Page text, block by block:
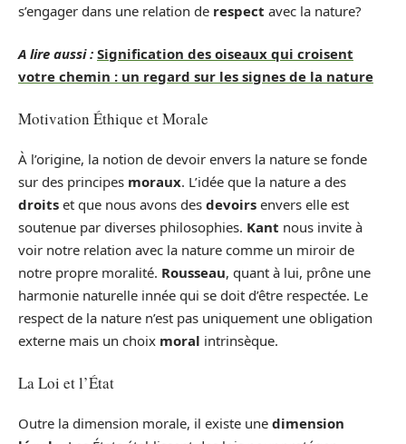
s’engager dans une relation de respect avec la nature?
A lire aussi : Signification des oiseaux qui croisent
votre chemin : un regard sur les signes de la nature
Motivation Éthique et Morale
À l’origine, la notion de devoir envers la nature se fonde
sur des principes moraux. L’idée que la nature a des
droits et que nous avons des devoirs envers elle est
soutenue par diverses philosophies. Kant nous invite à
voir notre relation avec la nature comme un miroir de
notre propre moralité. Rousseau, quant à lui, prône une
harmonie naturelle innée qui se doit d’être respectée. Le
respect de la nature n’est pas uniquement une obligation
externe mais un choix moral intrinsèque.
La Loi et l’État
Outre la dimension morale, il existe une dimension